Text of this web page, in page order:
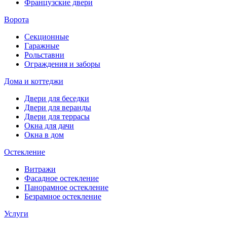
Французские двери
Ворота
Секционные
Гаражные
Рольставни
Ограждения и заборы
Дома и коттеджи
Двери для беседки
Двери для веранды
Двери для террасы
Окна для дачи
Окна в дом
Остекление
Витражи
Фасадное остекление
Панорамное остекление
Безрамное остекление
Услуги